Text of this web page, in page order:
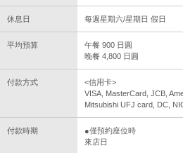
休息日 每週星期六/星期日 假日
平均預算
午餐 900 日圓
晚餐 4,800 日圓
付款方式
<信用卡>
VISA, MasterCard, JCB,
Mitsubishi UFJ card, DC,
付款時期
●僅預約座位時
來店日